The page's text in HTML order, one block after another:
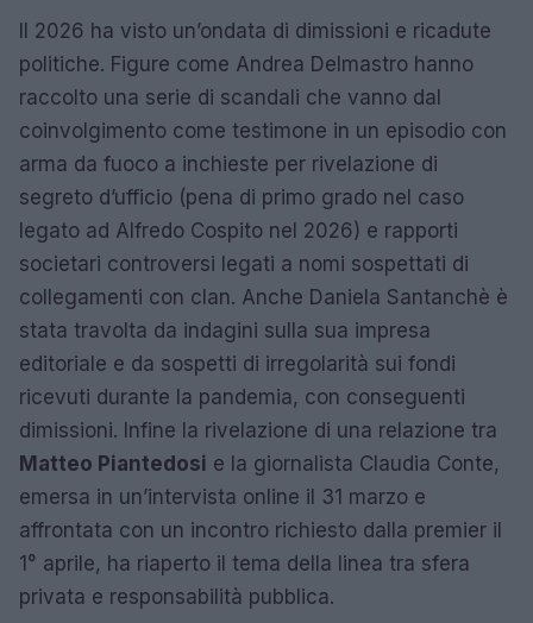
Il 2026 ha visto un’ondata di dimissioni e ricadute
politiche. Figure come Andrea Delmastro hanno
raccolto una serie di scandali che vanno dal
coinvolgimento come testimone in un episodio con
arma da fuoco a inchieste per rivelazione di
segreto d’ufficio (pena di primo grado nel caso
legato ad Alfredo Cospito nel 2026) e rapporti
societari controversi legati a nomi sospettati di
collegamenti con clan. Anche Daniela Santanchè è
stata travolta da indagini sulla sua impresa
editoriale e da sospetti di irregolarità sui fondi
ricevuti durante la pandemia, con conseguenti
dimissioni. Infine la rivelazione di una relazione tra
Matteo Piantedosi e la giornalista Claudia Conte,
emersa in un’intervista online il 31 marzo e
affrontata con un incontro richiesto dalla premier il
1° aprile, ha riaperto il tema della linea tra sfera
privata e responsabilità pubblica.